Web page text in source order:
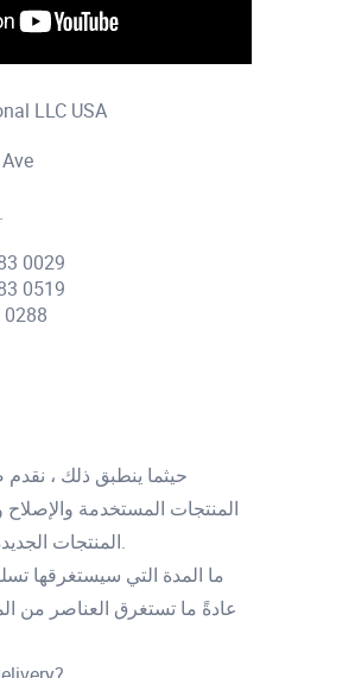
LLC USA
0029
0519
0288
المنتجات المستخدمة والإصلاح
المنتجات الجديدة ضمان المصنع القياسي.
ما المدة التي سيستغرقها
عادةً ما تستغرق العناصر من